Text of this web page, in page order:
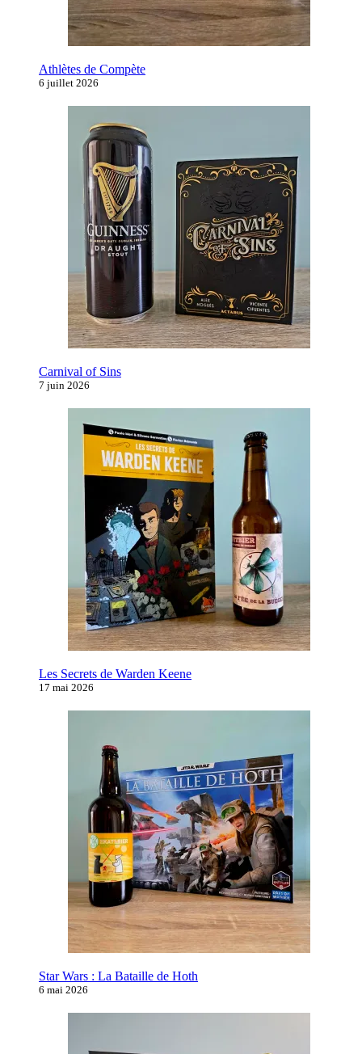
Athlètes de Compète
6 juillet 2026
Carnival of Sins
7 juin 2026
Les Secrets de Warden Keene
17 mai 2026
Star Wars : La Bataille de Hoth
6 mai 2026